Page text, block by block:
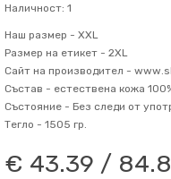
Наличност: 1
Наш размер - XXL
Размер на етикет - 2XL
Сайт на производител -
Състав - естествена кожа
Състояние - Без следи от
Тегло - 1505 гр.
€ 43.39 /